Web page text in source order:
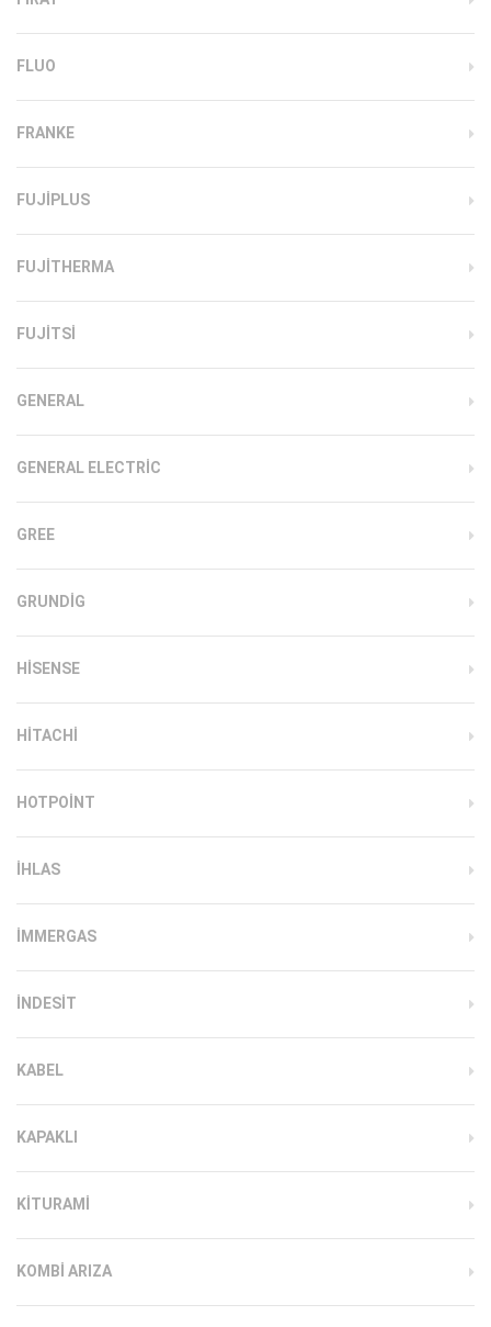
FLUO
FRANKE
FUJIPLUS
FUJITHERMA
FUJITSI
GENERAL
GENERAL ELECTRIC
GREE
GRUNDIG
HISENSE
HITACHI
HOTPOINT
IHLAS
İMMERGAS
INDESIT
KABEL
KAPAKLI
KITURAMI
KOMBI ARIZA